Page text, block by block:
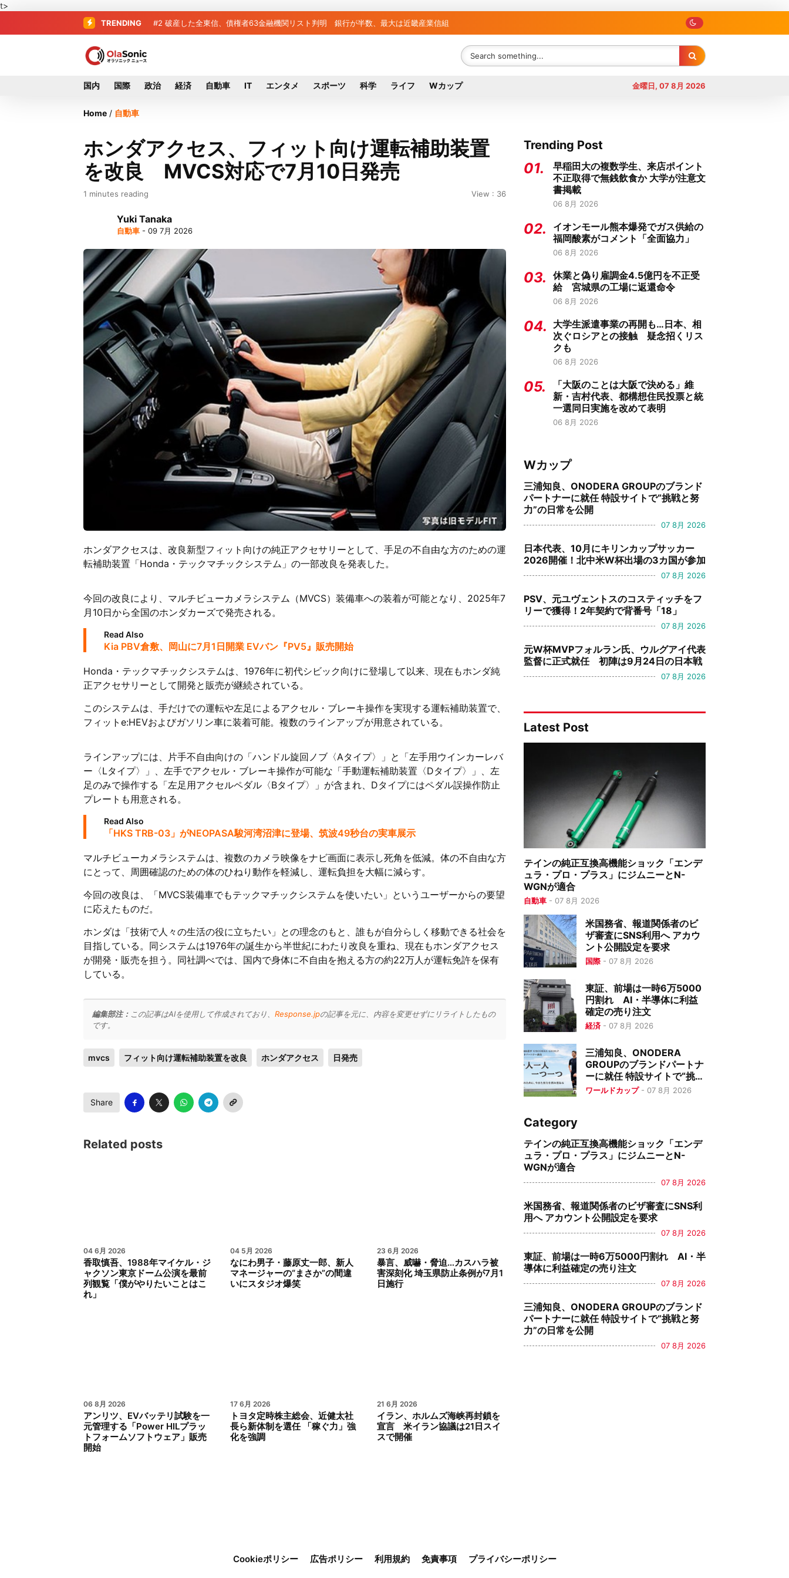
t>
TRENDING #2 破産した全東信、債権者63金融機関リスト判明 銀行が半数、最大は近畿産業信組
#3 プロ野球2026年、勝ち組と負け組の明暗 阪神完売も動員伸び悩む球団
国内 国際 政治 経済 自動車 IT エンタメ スポーツ 科学 ライフ Wカップ 金曜日, 07 8月 2026
Home / 自動車
ホンダアクセス、フィット向け運転補助装置
を改良 MVCS対応で7月10日発売
1 minutes reading View : 36
Yuki Tanaka
自動車 - 09 7月 2026
ホンダアクセスは、改良新型フィット向けの純正アクセサリーとして、手足の不自由な方のための運
転補助装置「Honda・テックマチックシステム」の一部改良を発表した。
今回の改良により、マルチビューカメラシステム（MVCS）装備車への装着が可能となり、2025年7
月10日から全国のホンダカーズで発売される。
Read Also
Kia PBV倉敷、岡山に7月1日開業 EVバン『PV5』販売開始
Honda・テックマチックシステムは、1976年に初代シビック向けに登場して以来、現在もホンダ純
正アクセサリーとして開発と販売が継続されている。
このシステムは、手だけでの運転や左足によるアクセル・ブレーキ操作を実現する運転補助装置で、
フィットe:HEVおよびガソリン車に装着可能。複数のラインアップが用意されている。
ラインアップには、片手不自由向けの「ハンドル旋回ノブ〈Aタイプ〉」と「左手用ウインカーレバ
ー〈Lタイプ〉」、左手でアクセル・ブレーキ操作が可能な「手動運転補助装置〈Dタイプ〉」、左
足のみで操作する「左足用アクセルペダル〈Bタイプ〉」が含まれ、Dタイプにはペダル誤操作防止
プレートも用意される。
Read Also
「HKS TRB-03」がNEOPASA駿河湾沼津に登場、筑波49秒台の実車展示
マルチビューカメラシステムは、複数のカメラ映像をナビ画面に表示し死角を低減。体の不自由な方
にとって、周囲確認のための体のひねり動作を軽減し、運転負担を大幅に減らす。
今回の改良は、「MVCS装備車でもテックマチックシステムを使いたい」というユーザーからの要望
に応えたものだ。
ホンダは「技術で人々の生活の役に立ちたい」との理念のもと、誰もが自分らしく移動できる社会を
目指している。同システムは1976年の誕生から半世紀にわたり改良を重ね、現在もホンダアクセス
が開発・販売を担う。同社調べでは、国内で身体に不自由を抱える方の約22万人が運転免許を保有
している。
編集部注： この記事はAIを使用して作成されており、 Response.jpの記事を元に、内容を変更せずにリライトしたもの
です。
mvcs フィット向け運転補助装置を改良 ホンダアクセス 日発売
Share
Related posts
04 6月 2026
香取慎吾、1988年マイケル・ジ
ャクソン東京ドーム公演を最前
列観覧「僕がやりたいことはこ
れ」
04 5月 2026
なにわ男子・藤原丈一郎、新人
マネージャーの“まさか”の間違
いにスタジオ爆笑
23 6月 2026
暴言、威嚇・脅迫…カスハラ被
害深刻化 埼玉県防止条例が7月1
日施行
06 8月 2026
アンリツ、EVバッテリ試験を一
元管理する「Power HILプラッ
トフォームソフトウェア」販売
開始
17 6月 2026
トヨタ定時株主総会、近健太社
長ら新体制を選任 「稼ぐ力」強
化を強調
21 6月 2026
イラン、ホルムズ海峡再封鎖を
宣言 米イラン協議は21日スイ
スで開催
Trending Post
01.
早稲田大の複数学生、来店ポイント
不正取得で無銭飲食か 大学が注意文
書掲載
06 8月 2026
02.
イオンモール熊本爆発でガス供給の
福岡酸素がコメント「全面協力」
06 8月 2026
03.
休業と偽り雇調金4.5億円を不正受
給 宮城県の工場に返還命令
06 8月 2026
04.
大学生派遣事業の再開も…日本、相
次ぐロシアとの接触 疑念招くリス
クも
06 8月 2026
05.
「大阪のことは大阪で決める」維
新・吉村代表、都構想住民投票と統
一選同日実施を改めて表明
06 8月 2026
Wカップ
三浦知良、ONODERA GROUPのブランド
パートナーに就任 特設サイトで“挑戦と努
力”の日常を公開
07 8月 2026
日本代表、10月にキリンカップサッカー
2026開催！北中米W杯出場の3カ国が参加
07 8月 2026
PSV、元ユヴェントスのコスティッチをフ
リーで獲得！2年契約で背番号「18」
07 8月 2026
元W杯MVPフォルラン氏、ウルグアイ代表
監督に正式就任 初陣は9月24日の日本戦
07 8月 2026
Latest Post
テインの純正互換高機能ショック「エンデ
ュラ・プロ・プラス」にジムニーとN-
WGNが適合
自動車 - 07 8月 2026
米国務省、報道関係者のビ
ザ審査にSNS利用へ アカウ
ント公開設定を要求
国際 - 07 8月 2026
東証、前場は一時6万5000
円割れ AI・半導体に利益
確定の売り注文
経済 - 07 8月 2026
三浦知良、ONODERA
GROUPのブランドパートナ
ーに就任 特設サイトで“挑戦
と努力”の日常を公開
ワールドカップ- 07 8月 2026
Category
テインの純正互換高機能ショック「エンデ
ュラ・プロ・プラス」にジムニーとN-
WGNが適合
07 8月 2026
米国務省、報道関係者のビザ審査にSNS利
用へ アカウント公開設定を要求
07 8月 2026
東証、前場は一時6万5000円割れ AI・半
導体に利益確定の売り注文
07 8月 2026
三浦知良、ONODERA GROUPのブランド
パートナーに就任 特設サイトで“挑戦と努
力”の日常を公開
07 8月 2026
Cookieポリシー 広告ポリシー 利用規約 免責事項 プライバシーポリシー